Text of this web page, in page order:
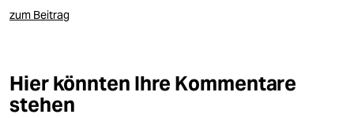
zum Beitrag
Hier könnten Ihre Kommentare
stehen